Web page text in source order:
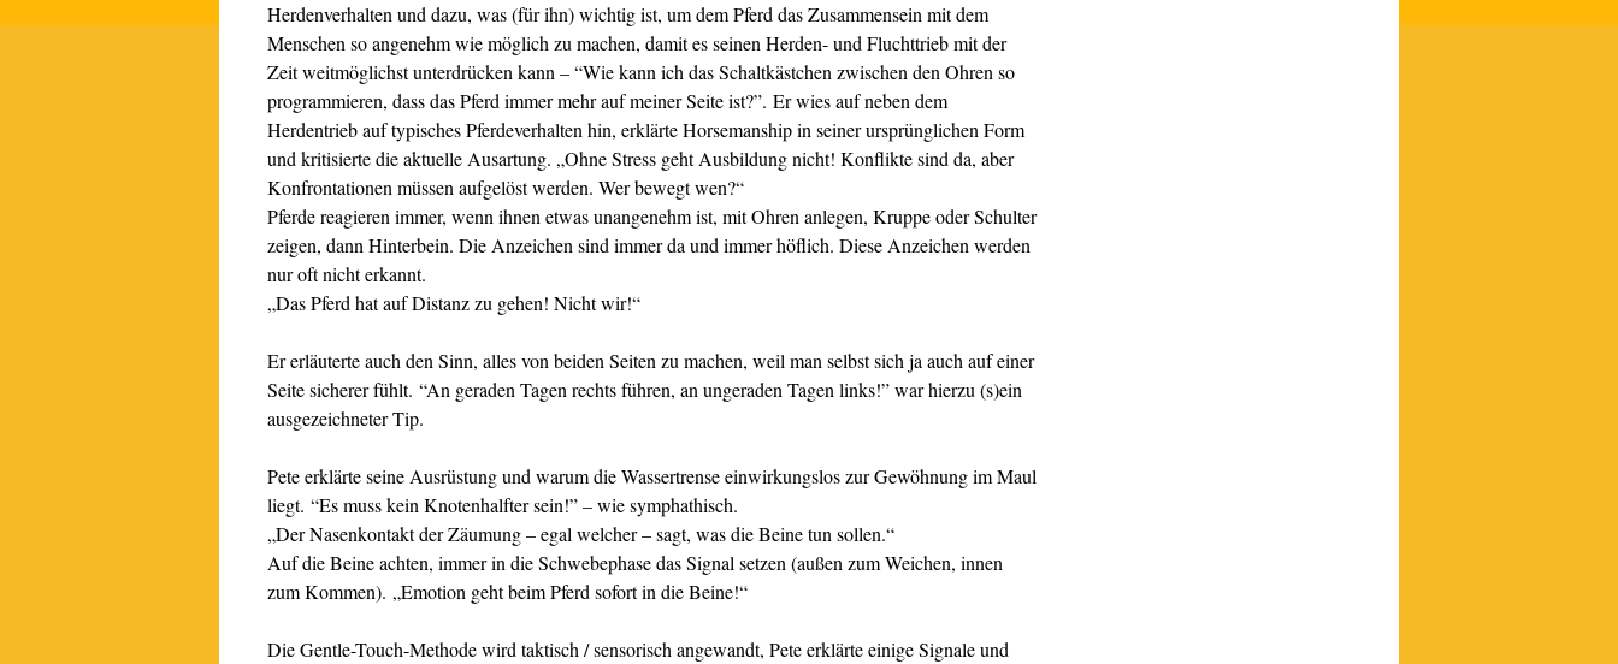
Herdenverhalten und dazu, was (für ihn) wichtig ist, um dem Pferd das Zusammensein mit dem
Menschen so angenehm wie möglich zu machen, damit es seinen Herden- und Fluchttrieb mit der
Zeit weitmöglichst unterdrücken kann – “Wie kann ich das Schaltkästchen zwischen den Ohren so
programmieren, dass das Pferd immer mehr auf meiner Seite ist?”. Er wies auf neben dem
Herdentrieb auf typisches Pferdeverhalten hin, erklärte Horsemanship in seiner ursprünglichen Form
und kritisierte die aktuelle Ausartung. „Ohne Stress geht Ausbildung nicht! Konflikte sind da, aber
Konfrontationen müssen aufgelöst werden. Wer bewegt wen?“
Pferde reagieren immer, wenn ihnen etwas unangenehm ist, mit Ohren anlegen, Kruppe oder Schulter
zeigen, dann Hinterbein. Die Anzeichen sind immer da und immer höflich. Diese Anzeichen werden
nur oft nicht erkannt.
„Das Pferd hat auf Distanz zu gehen! Nicht wir!“
Er erläuterte auch den Sinn, alles von beiden Seiten zu machen, weil man selbst sich ja auch auf einer
Seite sicherer fühlt. “An geraden Tagen rechts führen, an ungeraden Tagen links!” war hierzu (s)ein
ausgezeichneter Tip.
Pete erklärte seine Ausrüstung und warum die Wassertrense einwirkungslos zur Gewöhnung im Maul
liegt. “Es muss kein Knotenhalfter sein!” – wie symphathisch.
„Der Nasenkontakt der Zäumung – egal welcher – sagt, was die Beine tun sollen.“
Auf die Beine achten, immer in die Schwebephase das Signal setzen (außen zum Weichen, innen
zum Kommen). „Emotion geht beim Pferd sofort in die Beine!“
Die Gentle-Touch-Methode wird taktisch / sensorisch angewandt, Pete erklärte einige Signale und